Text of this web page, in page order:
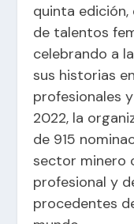
quinta edición,
de talentos
celebrando a
sus historias
profesionales
2022, la
de 915
sector minero
profesional y
procedentes